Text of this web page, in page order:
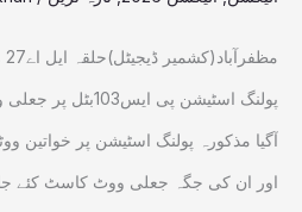
پولنگ اسٹیشن پی
آگیا مذکورہ پولنگ اسٹیشن پر خواتین
اور ان کی جگہ جعلی ووٹ کاسٹ کئے